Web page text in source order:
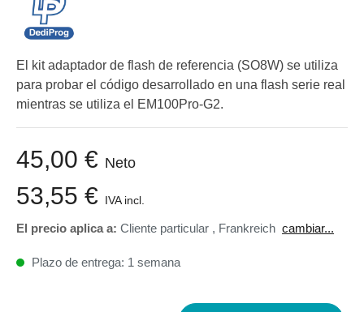
El kit adaptador de flash de referencia (SO8W) se utiliza
para probar el código desarrollado en una flash serie real
mientras se utiliza el EM100Pro-G2.
45,00 € Neto
53,55 € IVA incl.
El precio aplica a: Cliente particular , Frankreich cambiar...
Plazo de entrega: 1 semana